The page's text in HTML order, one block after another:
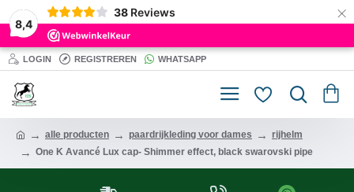
8,4
38 Reviews ×
LOGIN REGISTREREN WHATSAPP
alle producten paardrijkleding voor dames
rijhelm
One K Avancé Lux cap- Shimmer effect, black swarovski pipe